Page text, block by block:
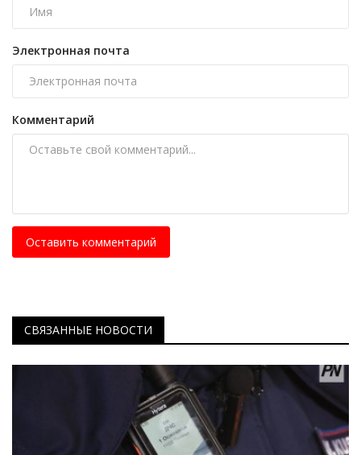
Электронная почта
Комментарий
Оставить комментарий
СВЯЗАННЫЕ НОВОСТИ